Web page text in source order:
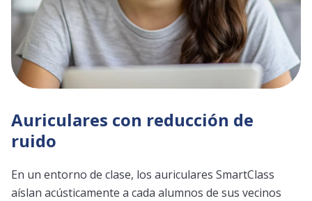
Auriculares con reducción de
ruido
En un entorno de clase, los auriculares SmartClass
aíslan acústicamente a cada alumnos de sus vecinos